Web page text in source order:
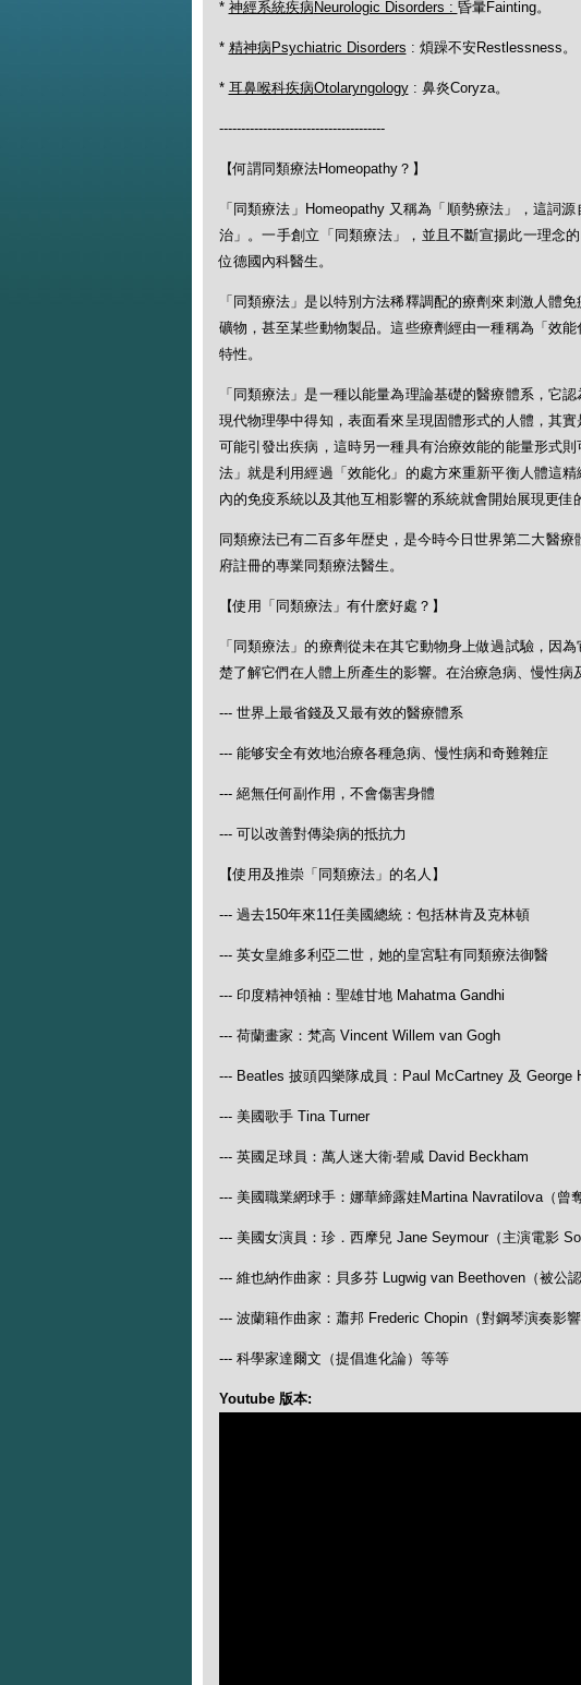
* 神經系統疾病 Neurologic Disorders : 昏暈Fainting。
* 精神病 Psychiatric Disorders : 煩躁不安Restlessness。
* 耳鼻喉科疾病Otolaryngology: 鼻炎Coryza。
--------------------------------------
【何謂同類療法Homeopathy？】
「同類療法」Homeopathy 又稱為「順勢療法」，這詞
治」。一手創立「同類療法」，並且不斷宣揚此一理念
位德國內科醫生。
「同類療法」是以特別方法稀釋調配的療劑來刺激人體
礦物，甚至某些動物製品。這些療劑經由一種稱為「效
特性。
「同類療法」是一種以能量為理論基礎的醫療體系，它
現代物理學中得知，表面看來呈現固體形式的人體，其
可能引發出疾病，這時另一種具有治療效能的能量形式
法」就是利用經過「效能化」的處方來重新平衡人體這
內的免疫系統以及其他互相影響的系統就會開始展現更佳
同類療法已有二百多年歴史，是今時今日世界第二大醫
府註冊的專業同類療法醫生。
【使用「同類療法」有什麽好處？】
「同類療法」的療劑從未在其它動物身上做過試驗，因
楚了解它們在人體上所產生的影響。在治療急病、慢性病
--- 世界上最省錢及又最有效的醫療體系
--- 能够安全有效地治療各種急病、慢性病和奇難雜症
--- 絕無任何副作用，不會傷害身體
--- 可以改善對傳染病的抵抗力
【使用及推崇「同類療法」的名人】
--- 過去150年來11任美國總統：包括林肯及克林頓
--- 英女皇維多利亞二世，她的皇宮駐有同類療法御醫
--- 印度精神領袖：聖雄甘地 Mahatma Gandhi
--- 荷蘭畫家：梵高 Vincent Willem van Gogh
--- Beatles 披頭四樂隊成員：Paul McCartney 及 George
--- 美國歌手 Tina Turner
--- 英國足球員：萬人迷大衛‧碧咸 David Beckham
--- 美國職業網球手：娜華締露娃Martina Navratilova（曾
--- 美國女演員：珍．西摩兒 Jane Seymour（主演電影
--- 維也納作曲家：貝多芬 Lugwig van Beethoven（被公
--- 波蘭籍作曲家：蕭邦 Frederic Chopin（對鋼琴演奏影響
--- 科學家達爾文（提倡進化論）等等
Youtube 版本: